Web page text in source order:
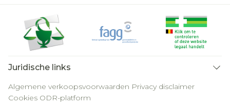
Juridische links
Algemene verkoopsvoorwaarden Privacy disclaimer
Cookies ODR-platform